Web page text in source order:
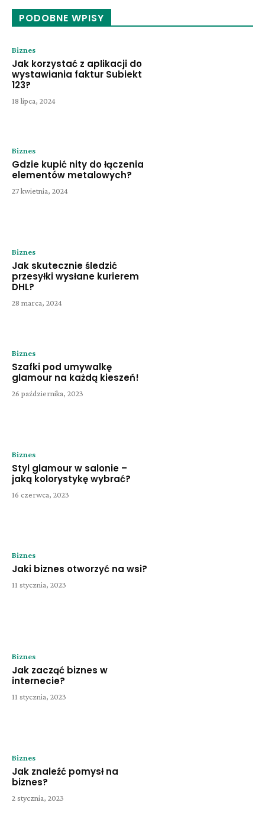
PODOBNE WPISY
Biznes
Jak korzystać z aplikacji do
wystawiania faktur Subiekt
123?
18 lipca, 2024
Biznes
Gdzie kupić nity do łączenia
elementów metalowych?
27 kwietnia, 2024
Biznes
Jak skutecznie śledzić
przesyłki wysłane kurierem
DHL?
28 marca, 2024
Biznes
Szafki pod umywalkę
glamour na każdą kieszeń!
26 października, 2023
Biznes
Styl glamour w salonie –
jaką kolorystykę wybrać?
16 czerwca, 2023
Biznes
Jaki biznes otworzyć na wsi?
11 stycznia, 2023
Biznes
Jak zacząć biznes w
internecie?
11 stycznia, 2023
Biznes
Jak znaleźć pomysł na
biznes?
2 stycznia, 2023